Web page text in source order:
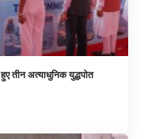
तीन अत्याधुनिक युद्धपोत